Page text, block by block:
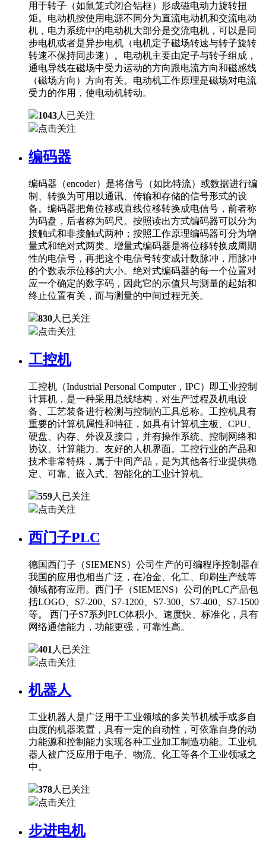
用于转子（如鼠笼式闭合铝框）形成磁电动力旋转扭
矩。电动机按使用电源不同分为直流电动机和交流电动
机，电力系统中的电动机大部分是交流电机，可以是同
步电机或者是异步电机（电机定子磁场转速与转子旋转
转速不保持同步速）。电动机主要由定子与转子组成，
通电导线在磁场中受力运动的方向跟电流方向和磁感线
（磁场方向）方向有关。电动机工作原理是磁场对电流
受力的作用，使电动机转动。
1043人已关注
点击关注
编码器
编码器（encoder）是将信号（如比特流）或数据进行编
制、转换为可用以通讯、传输和存储的信号形式的设
备。编码器把角位移或直线位移转换成电信号，前者称
为码盘，后者称为码尺。按照读出方式编码器可以分为
接触式和非接触式两种；按照工作原理编码器可分为增
量式和绝对式两类。增量式编码器是将位移转换成周期
性的电信号，再把这个电信号转变成计数脉冲，用脉冲
的个数表示位移的大小。绝对式编码器的每一个位置对
应一个确定的数字码，因此它的示值只与测量的起始和
终止位置有关，而与测量的中间过程无关。
830人已关注
点击关注
工控机
工控机（Industrial Personal Computer，IPC）即工业控制
计算机，是一种采用总线结构，对生产过程及机电设
备、工艺装备进行检测与控制的工具总称。工控机具有
重要的计算机属性和特征，如具有计算机主板、CPU、
硬盘、内存、外设及接口，并有操作系统、控制网络和
协议、计算能力、友好的人机界面。工控行业的产品和
技术非常特殊，属于中间产品，是为其他各行业提供稳
定、可靠、嵌入式、智能化的工业计算机。
559人已关注
点击关注
西门子PLC
德国西门子（SIEMENS）公司生产的可编程序控制器在
我国的应用也相当广泛，在冶金、化工、印刷生产线等
领域都有应用。西门子（SIEMENS）公司的PLC产品包
括LOGO、S7-200、S7-1200、S7-300、S7-400、S7-1500
等。 西门子S7系列PLC体积小、速度快、标准化，具有
网络通信能力，功能更强，可靠性高。
401 人已关注
点击关注
机器人
工业机器人是广泛用于工业领域的多关节机械手或多自
由度的机器装置，具有一定的自动性，可依靠自身的动
力能源和控制能力实现各种工业加工制造功能。工业机
器人被广泛应用于电子、物流、化工等各个工业领域之
中。
378人已关注
点击关注
步进电机